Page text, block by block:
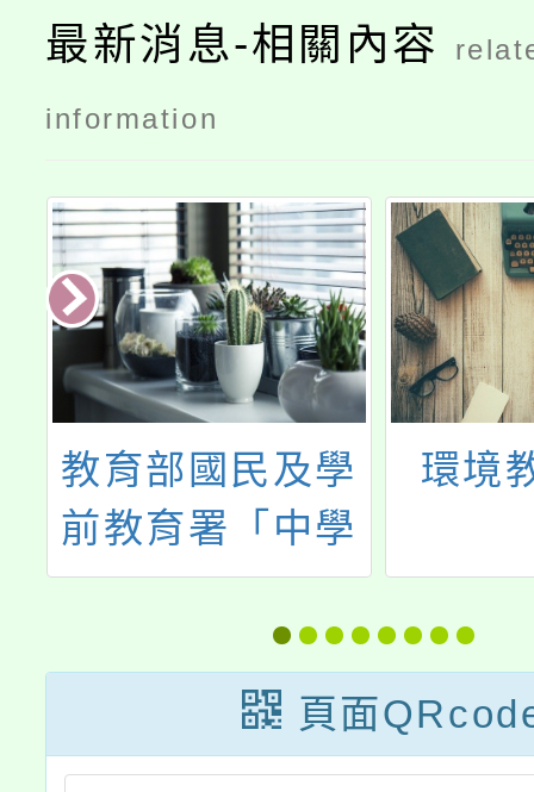
最新消息-相關內容
information
教育部國民及學
前教育署「中學
全面性教育教學
指引手冊」
環境
頁面